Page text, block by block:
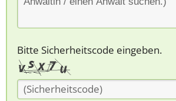
Bitte Sicherheitscode eingeben.